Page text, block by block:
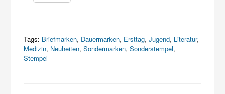
Tags: Briefmarken, Dauermarken, Ersttag,Jugend, Literatur,
Medizin, Neuheiten,Sondermarken,Sonderstempel,
Stempel